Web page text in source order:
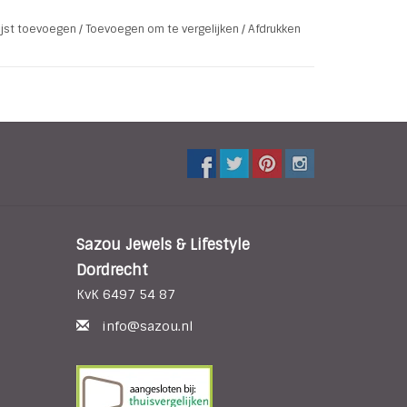
toevoegen /Toevoegen om te vergelijken /Afdrukken
Sazou Jewels & Lifestyle
Dordrecht
KvK 6497 54 87
info@sazou.nl